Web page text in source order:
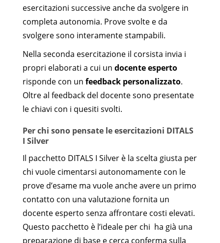
esercitazioni successive anche da svolgere in
completa autonomia. Prove svolte e da
svolgere sono interamente stampabili.
Nella seconda esercitazione il corsista invia i
propri elaborati a cui un docente esperto
risponde con un feedback personalizzato.
Oltre al feedback del docente sono presentate
le chiavi con i quesiti svolti.
Per chi sono pensate le esercitazioni DITALS
I Silver
Il pacchetto DITALS I Silver è la scelta giusta per
chi vuole cimentarsi autonomamente con le
prove d’esame ma vuole anche avere un primo
contatto con una valutazione fornita un
docente esperto senza affrontare costi elevati.
Questo pacchetto è l’ideale per chi ha già una
preparazione di base e cerca conferma sulla